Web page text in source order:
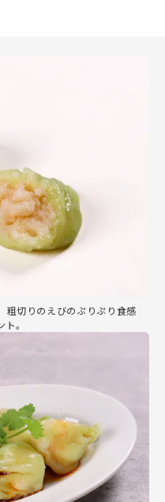
粗切りのえびのぷりぷり食感
。